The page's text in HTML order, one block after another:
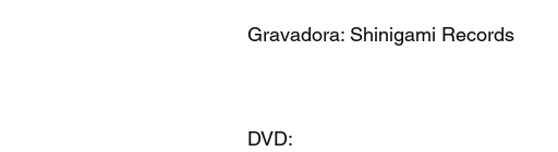
Gravadora: Shinigami Records
DVD: